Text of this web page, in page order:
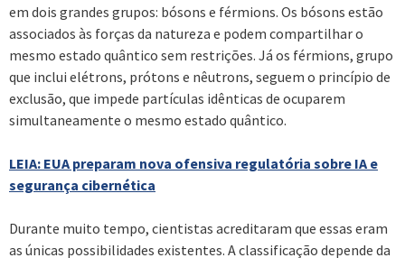
em dois grandes grupos: bósons e férmions. Os bósons estão
associados às forças da natureza e podem compartilhar o
mesmo estado quântico sem restrições. Já os férmions, grupo
que inclui elétrons, prótons e nêutrons, seguem o princípio de
exclusão, que impede partículas idênticas de ocuparem
simultaneamente o mesmo estado quântico.
LEIA: EUA preparam nova ofensiva regulatória sobre IA e
segurança cibernética
Durante muito tempo, cientistas acreditaram que essas eram
as únicas possibilidades existentes. A classificação depende da